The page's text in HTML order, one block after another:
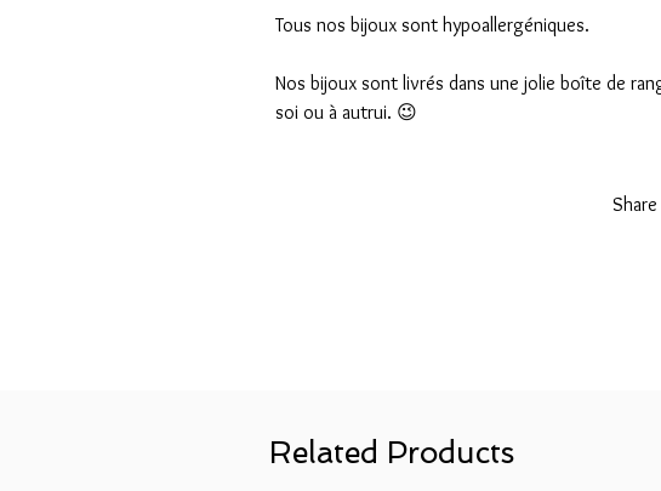
Tous nos bijoux sont hypoallergéniques.
Nos bijoux sont livrés dans une jolie boîte de
soi ou à autrui. 😉
Related Products